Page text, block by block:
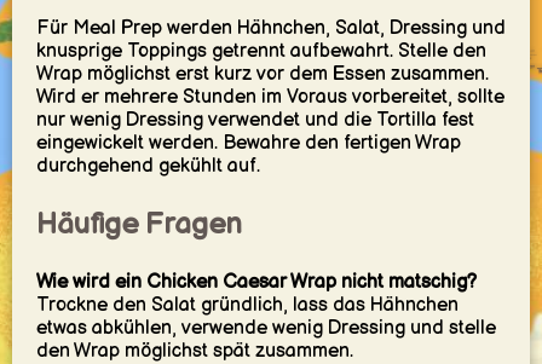
Für Meal Prep werden Hähnchen, Salat, Dressing und
knusprige Toppings getrennt aufbewahrt. Stelle den
Wrap möglichst erst kurz vor dem Essen zusammen.
Wird er mehrere Stunden im Voraus vorbereitet, sollte
nur wenig Dressing verwendet und die Tortilla fest
eingewickelt werden. Bewahre den fertigen Wrap
durchgehend gekühlt auf.
Häufige Fragen
Wie wird ein Chicken Caesar Wrap nicht matschig?
Trockne den Salat gründlich, lass das Hähnchen
etwas abkühlen, verwende wenig Dressing und stelle
den Wrap möglichst spät zusammen.